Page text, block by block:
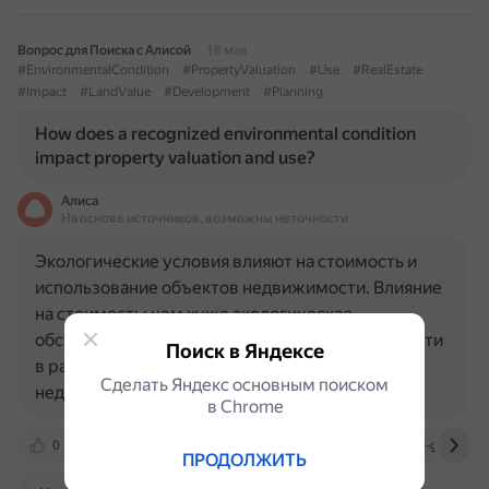
Вопрос для Поиска с Алисой
18 мая
#EnvironmentalCondition
#PropertyValuation #Use
#RealEstate
#Impact
#LandValue #Development #Planning
How does a recognized environmental condition
impact property valuation and use?
Алиса
На основе источников, возможны неточности
0 dpo-group.ru
Экологические условия влияют на стоимость и
использование объектов недвижимости. Влияние
на стоимость: чем хуже экологическая
обстановка, тем дешевле объекты недвижимости
в районе. Это связано с тем, что на стоимость
недвижимости действуют…
Поиск в Яндексе
Сделать Яндекс основным поиском
в Сhrome
ПРОДОЛЖИТЬ